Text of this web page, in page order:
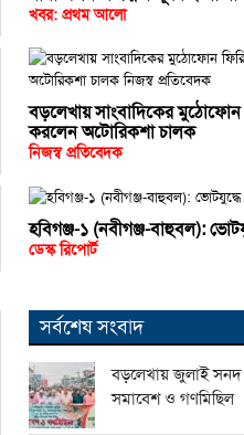
খবর: প্রথম আলো
বড়লেখায় সাংবাদিকের মুঠোফোন
করলেন অটোরিকশা চালক
নিজস্ব প্রতিবেদক
হবিগঞ্জ-১ (নবীগঞ্জ-বাহুবল):
ডেস্ক রিপোর্ট
সর্বশেষ সংবাদ
বড়লেখায় জুলাই সনদ
সমাবেশ ও গণমিছিল